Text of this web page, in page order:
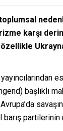
karşı
başlıklı